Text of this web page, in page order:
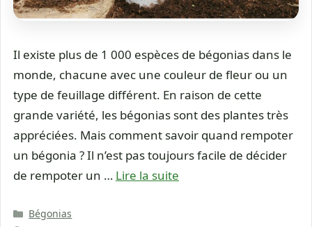
Il existe plus de 1 000 espèces de bégonias dans le
monde, chacune avec une couleur de fleur ou un
type de feuillage différent. En raison de cette
grande variété, les bégonias sont des plantes très
appréciées. Mais comment savoir quand rempoter
un bégonia ? Il n’est pas toujours facile de décider
de rempoter un … Lire la suite
Catégories
Bégonias